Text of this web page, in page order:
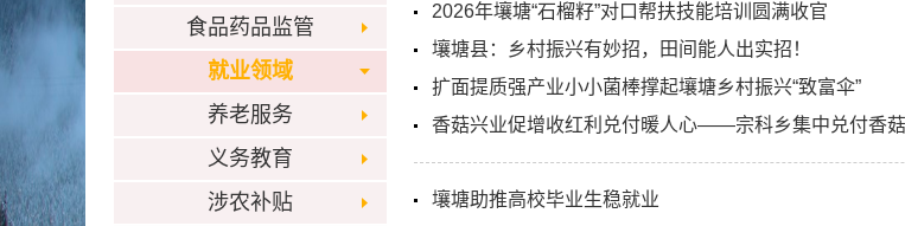
食品药品监管
就业领域
养老服务
义务教育
涉农补贴
2026年壤塘“石榴籽”对口帮扶技能培训圆满收官
壤塘县：乡村振兴有妙招，田间能人出实招！
扩面提质强产业小小菌棒撑起壤塘乡村振兴“致富伞”
香菇兴业促增收红利兑付暖人心——宗科乡集中兑付香
壤塘助推高校毕业生稳就业